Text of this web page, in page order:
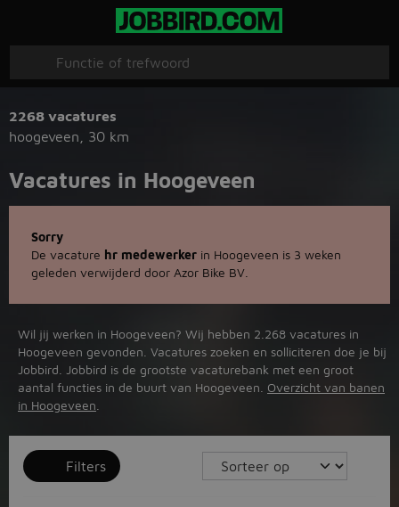
2268 vacatures
hoogeveen
30 km
Vacatures in Hoogeveen
Sorry
De vacature hr medewerker in Hoogeveen is 3 weken
geleden verwijderd door Azor Bike BV.
Wil jij werken in Hoogeveen? Wij hebben 2.268 vacatures in
Hoogeveen gevonden. Vacatures zoeken en solliciteren doe je bij
Jobbird. Jobbird is de grootste vacaturebank met een groot
aantal functies in de buurt van Hoogeveen. Overzicht van banen
in Hoogeveen
Filters